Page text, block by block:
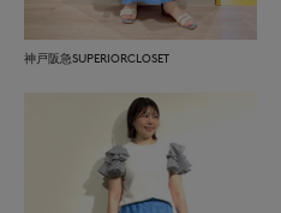
神戸阪急SUPERIORCLOSET